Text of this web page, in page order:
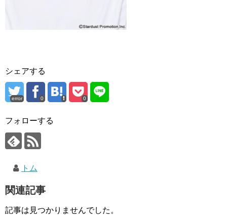
シェアする
error 0 0
フォローする
トム
関連記事
記事は見つかりませんでした。